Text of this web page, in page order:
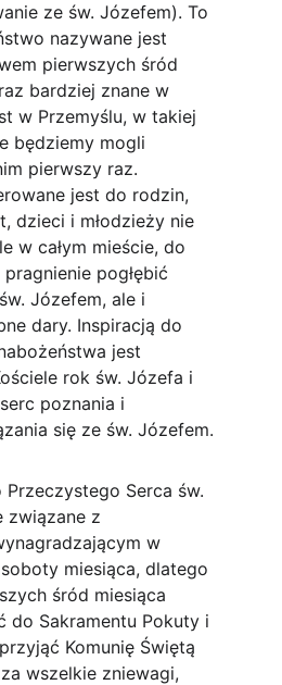
ze św. Józefem). To
nazywane jest
pierwszych śród
bardziej znane w
w Przemyślu, w takiej
będziemy mogli
pierwszy raz.
jest do rodzin,
dzieci i młodzieży nie
w całym mieście, do
pogłębić
Józefem, ale i
dary. Inspiracją do
jest
rok św. Józefa i
poznania i
się ze św. Józefem.
Serca św.
związane z
w
miesiąca, dlatego
śród miesiąca
do Sakramentu Pokuty i
Komunię Świętą
wszelkie zniewagi,